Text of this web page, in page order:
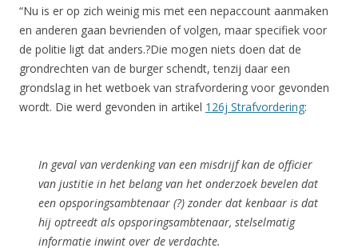
“Nu is er op zich weinig mis met een nepaccount aanmaken
en anderen gaan bevrienden of volgen, maar specifiek voor
de politie ligt dat anders.?Die mogen niets doen dat de
grondrechten van de burger schendt, tenzij daar een
grondslag in het wetboek van strafvordering voor gevonden
wordt. Die werd gevonden in artikel 126j Strafvordering:
In geval van verdenking van een misdrijf kan de officier
van justitie in het belang van het onderzoek bevelen dat
een opsporingsambtenaar (?) zonder dat kenbaar is dat
hij optreedt als opsporingsambtenaar, stelselmatig
informatie inwint over de verdachte.